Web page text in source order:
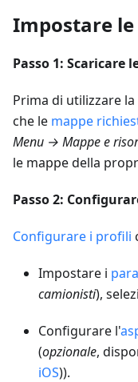
Impostare
Passo 1: Scaricare
Prima di utilizzare
che le mappe
Menu → Mappe e
le mappe della
Passo 2:
Configurare i profili
Impostare i
camionisti),
Configurare l'
(opzionale,
iOS)).